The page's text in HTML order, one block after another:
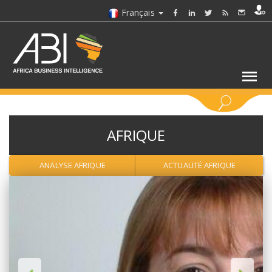
Français
SÉLECTIONNEZ UN/DES SECTEURS
SELECTIONNEZ UNE SECTION
SÉLECTIONNEZ UNE CATÉGORIE
AFRIQUE
ANALYSE AFRIQUE ACTUALITÉ AFRIQUE